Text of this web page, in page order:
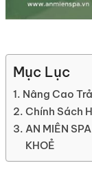
Mục Lục
Nâng Cao
Chính Sách
AN MIÊN
KHOẺ